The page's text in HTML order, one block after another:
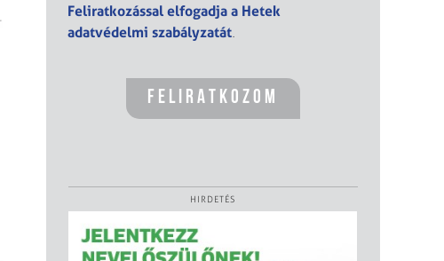
Feliratkozással elfogadja a Hetek
adatvédelmi szabályzatát.
HIRDETÉS